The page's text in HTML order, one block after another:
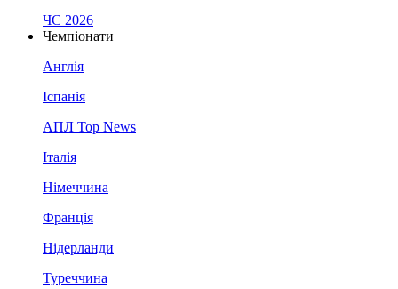
ЧС 2026
Чемпіонати
Англія
Іспанія
АПЛ Top News
Італія
Німеччина
Франція
Нідерланди
Туреччина